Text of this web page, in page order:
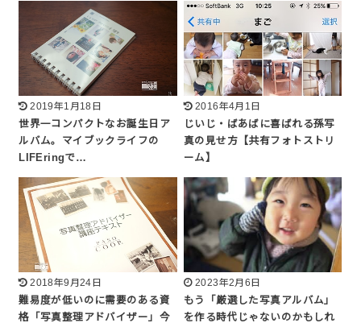
2019年1月18日
世界一コンパクトなお誕生日ア
ルバム。マイブックライフの
LIFEringで…
2016年4月1日
じいじ・ばあばに喜ばれる孫写
真の見せ方【共有フォトストリ
ーム】
2018年9月24日
難易度が低いのに需要のある資
格「写真整理アドバイザー」今
2023年2月6日
もう「厳選した写真アルバム」
を作る時代じゃないのかもしれ